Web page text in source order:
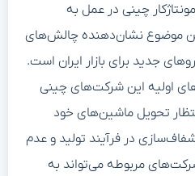
چینی در عمل به
موضوع نشان‌دهنده چالش‌های
جدید برای بازار ایران است.
اولیه این شرکت‌های چینی
تحویل ماشین‌های خود
در فرآیند تولید و عدم
مربوطه می‌تواند به